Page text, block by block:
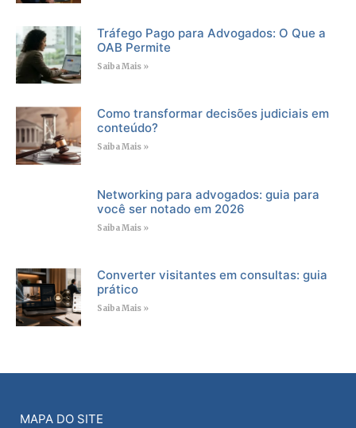
Tráfego Pago para Advogados: O Que a
OAB Permite
Saiba Mais »
Como transformar decisões judiciais em
conteúdo?
Saiba Mais »
Networking para advogados: guia para
você ser notado em 2026
Saiba Mais »
Converter visitantes em consultas: guia
prático
Saiba Mais »
MAPA DO SITE